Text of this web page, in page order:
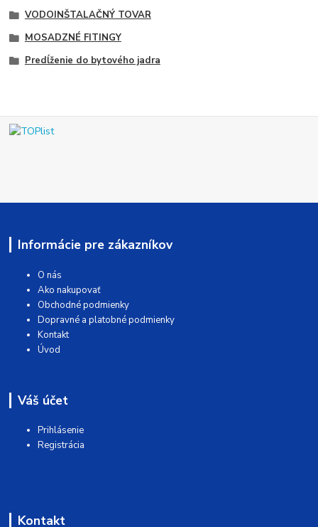
VODOINŠTALAČNÝ TOVAR
MOSADZNÉ FITINGY
Predĺženie do bytového jadra
Informácie pre zákazníkov
O nás
Ako nakupovať
Obchodné podmienky
Dopravné a platobné podmienky
Kontakt
Úvod
Váš účet
Prihlásenie
Registrácia
Kontakt